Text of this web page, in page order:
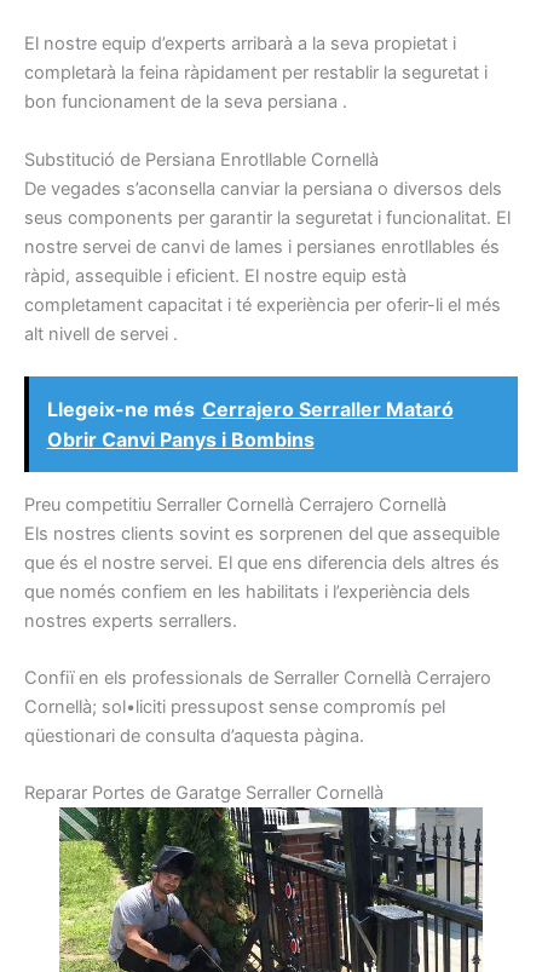
El nostre equip d’experts arribarà a la seva propietat i
completarà la feina ràpidament per restablir la seguretat i
bon funcionament de la seva persiana .
Substitució de Persiana Enrotllable Cornellà
De vegades s’aconsella canviar la persiana o diversos dels
seus components per garantir la seguretat i funcionalitat. El
nostre servei de canvi de lames i persianes enrotllables és
ràpid, assequible i eficient. El nostre equip està
completament capacitat i té experiència per oferir-li el més
alt nivell de servei .
Llegeix-ne més Cerrajero Serraller Mataró
Obrir Canvi Panys i Bombins
Preu competitiu Serraller Cornellà Cerrajero Cornellà
Els nostres clients sovint es sorprenen del que assequible
que és el nostre servei. El que ens diferencia dels altres és
que només confiem en les habilitats i l’experiència dels
nostres experts serrallers.
Confiï en els professionals de Serraller Cornellà Cerrajero
Cornellà; sol•liciti pressupost sense compromís pel
qüestionari de consulta d’aquesta pàgina.
Reparar Portes de Garatge Serraller Cornellà